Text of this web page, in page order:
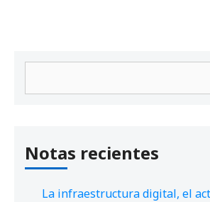
Notas recientes
La infraestructura digital, el